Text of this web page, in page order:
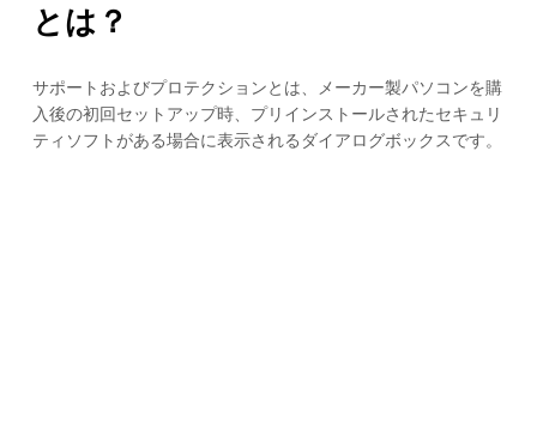
とは？
サポートおよびプロテクションとは、メーカー製パソコンを購
入後の初回セットアップ時、プリインストールされたセキュリ
ティソフトがある場合に表示されるダイアログボックスです。